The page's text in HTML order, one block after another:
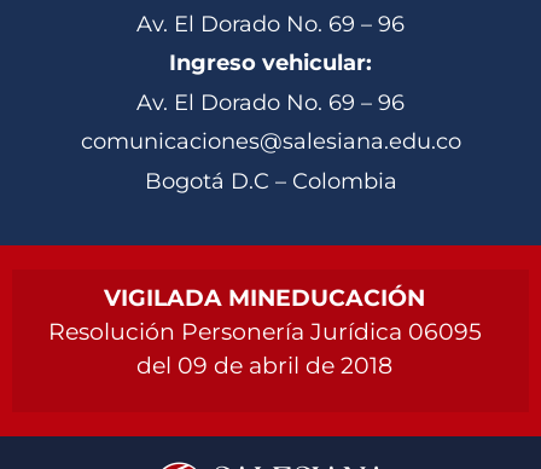
Av. El Dorado No. 69 – 96
Ingreso vehicular:
Av. El Dorado No. 69 – 96
comunicaciones@salesiana.edu.co
Bogotá D.C – Colombia
VIGILADA MINEDUCACIÓN
Resolución Personería Jurídica 06095
del 09 de abril de 2018